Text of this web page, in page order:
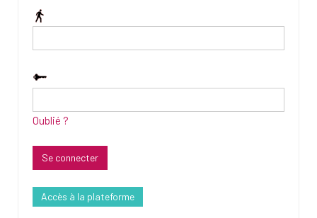
Oublié ?
Accès à la plateforme